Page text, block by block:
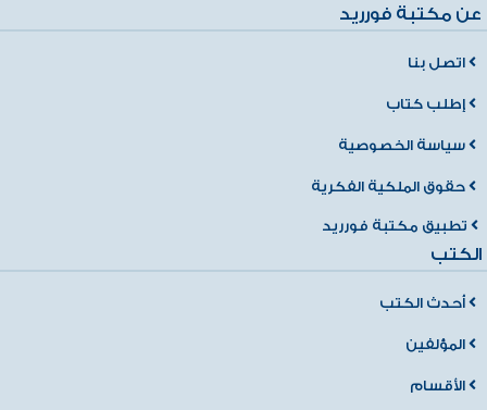
عن مكتبة فورريد
اتصل بنا
إطلب كتاب
سياسة الخصوصية
حقوق الملكية الفكرية
تطبيق مكتبة فورريد
الكتب
أحدث الكتب
المؤلفين
الأقسام